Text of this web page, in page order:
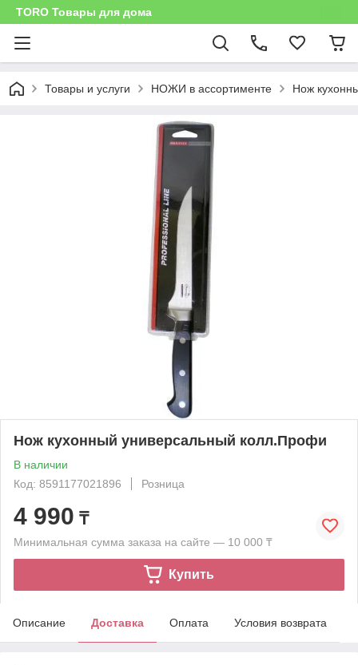
TORO Товары для дома
Товары и услуги НОЖИ в ассортименте Нож
Нож кухонный универсальный колл.Профи
В наличии
Код: 8591177021896
Розница
4 990 ₸
Минимальная сумма заказа на сайте — 10 000 ₸
Купить
Описание Доставка Оплата Условия возврата